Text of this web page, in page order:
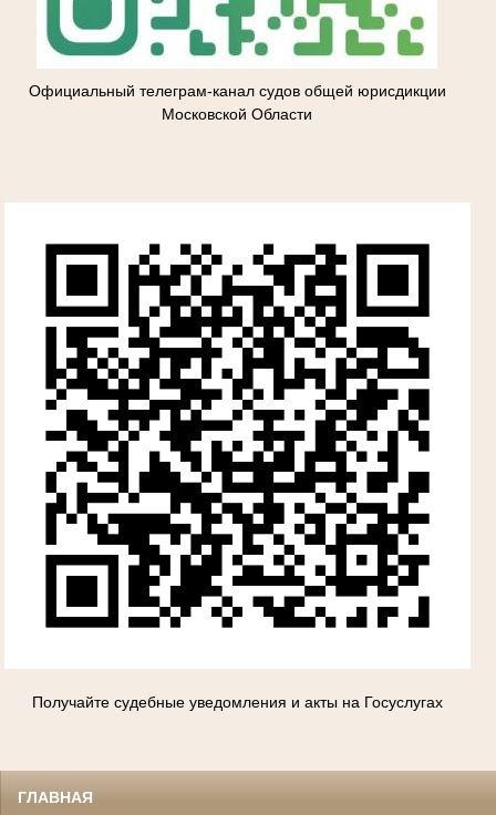
Официальный телеграм-канал судов общей юрисдикции
Московской Области
Получайте судебные уведомления и акты на Госуслугах
ГЛАВНАЯ